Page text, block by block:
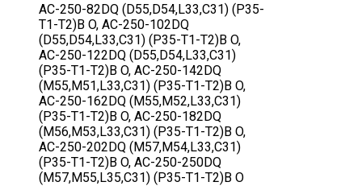
AC-250-82DQ (D55,D54,L33,C31) (P35-
T1-T2)B O, AC-250-102DQ
(D55,D54,L33,C31) (P35-T1-T2)B O,
AC-250-122DQ (D55,D54,L33,C31)
(P35-T1-T2)B O, AC-250-142DQ
(M55,M51,L33,C31) (P35-T1-T2)B O,
AC-250-162DQ (M55,M52,L33,C31)
(P35-T1-T2)B O, AC-250-182DQ
(M56,M53,L33,C31) (P35-T1-T2)B O,
AC-250-202DQ (M57,M54,L33,C31)
(P35-T1-T2)B O, AC-250-250DQ
(M57,M55,L35,C31) (P35-T1-T2)B O